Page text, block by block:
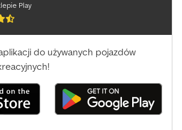
Play
do używanych pojazdów